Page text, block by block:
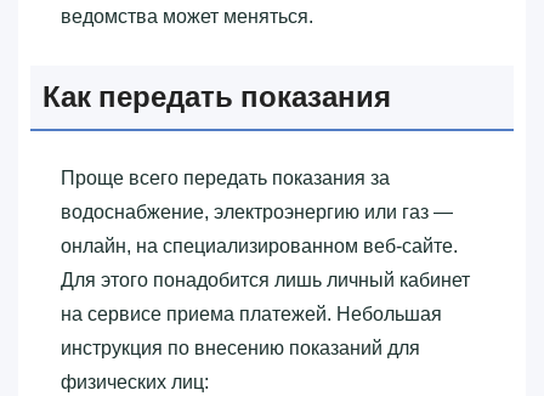
ведомства может меняться.
Как передать показания
Проще всего передать показания за
водоснабжение, электроэнергию или газ —
онлайн, на специализированном веб-сайте.
Для этого понадобится лишь личный кабинет
на сервисе приема платежей. Небольшая
инструкция по внесению показаний для
физических лиц: